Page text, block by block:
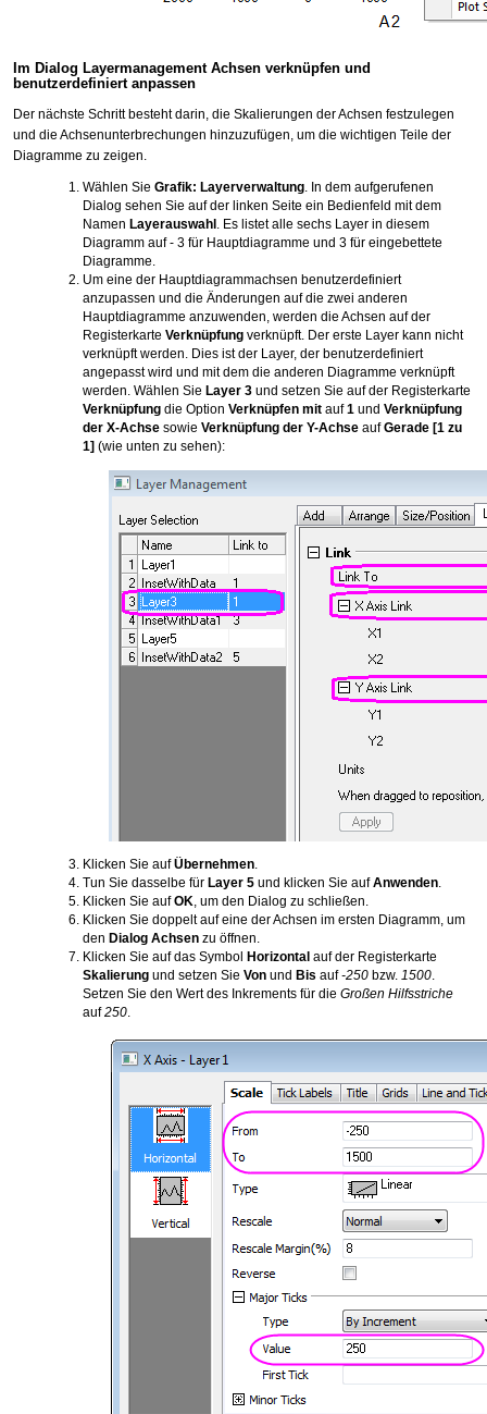
Im Dialog Layermanagement Achsen verknüpfen und
benutzerdefiniert anpassen
Der nächste Schritt besteht darin, die Skalierungen der Achsen festzulegen
und die Achsenunterbrechungen hinzuzufügen, um die wichtigen Teile der
Diagramme zu zeigen.
Wählen Sie Grafik: Layerverwaltung. In dem aufgerufenen
Dialog sehen Sie auf der linken Seite ein Bedienfeld mit dem
Namen Layerauswahl. Es listet alle sechs Layer in diesem
Diagramm auf - 3 für Hauptdiagramme und 3 für eingebettete
Diagramme.
Um eine der Hauptdiagrammachsen benutzerdefiniert
anzupassen und die Änderungen auf die zwei anderen
Hauptdiagramme anzuwenden, werden die Achsen auf der
Registerkarte Verknüpfung verknüpft. Der erste Layer kann nicht
verknüpft werden. Dies ist der Layer, der benutzerdefiniert
angepasst wird und mit dem die anderen Diagramme verknüpft
werden. Wählen Sie Layer 3 und setzen Sie auf der Registerkarte
Verknüpfung die Option Verknüpfen mit auf1 und Verknüpfung
der X-Achse sowie Verknüpfung der Y-Achse aufGerade [1 zu
1] (wie unten zu sehen):
Klicken Sie aufÜbernehmen.
Tun Sie dasselbe für Layer 5 und klicken Sie aufAnwenden.
Klicken Sie aufOK, um den Dialog zu schließen.
Klicken Sie doppelt auf eine der Achsen im ersten Diagramm, um
den Dialog Achsen zu öffnen.
Klicken Sie auf das Symbol Horizontal auf der Registerkarte
Skalierung und setzen Sie Von und Bis auf-250 bzw. 1500.
Setzen Sie den Wert des Inkrements für die Großen Hilfsstriche
auf250.